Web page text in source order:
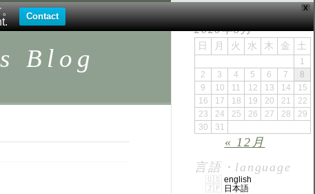
X
。
Contact
Blog
2026年8月
日 月 火 水 木 金 土
1
2
3 4 5 6 7
8
9
10 11 12 13 14
15
16
17 18 19 20 21
22
23
24 25 26 27 28
29
30
31
« 12月
言語・language
english
日本語